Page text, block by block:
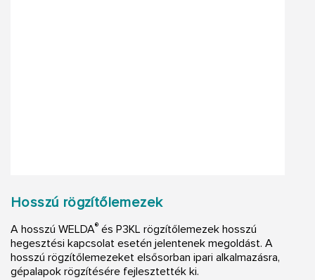
Hosszú rögzítőlemezek
A hosszú WELDA® és P3KL rögzítőlemezek hosszú
hegesztési kapcsolat esetén jelentenek megoldást. A
hosszú rögzítőlemezeket elsősorban ipari alkalmazásra,
gépalapok rögzítésére fejlesztették ki.